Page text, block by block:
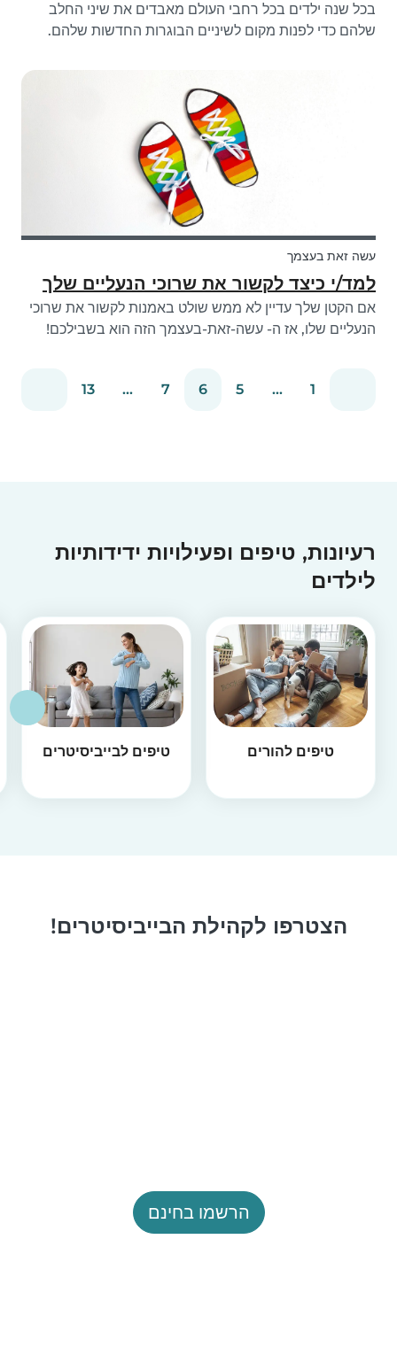
בכל שנה ילדים בכל רחבי העולם מאבדים את שיני החלב
שלהם כדי לפנות מקום לשיניים הבוגרות החדשות שלהם.
זה תוכלו להסביר לילדיכם כיצד פועלת פיית השיניים. דיברנו
איתה והיא נתנה לנו את כל התשוב...
עשה זאת בעצמך
למד/י כיצד לקשור את שרוכי הנעליים שלך
אם הקטן שלך עדיין לא ממש שולט באמנות לקשור את שרוכי
הנעליים שלו, אז ה- עשה-זאת-בעצמך הזה הוא בשבילכם!
יצרנו את המלאכה הקלה הזו בכדי לגר...
1
...
5
6
7
...
13
רעיונות, טיפים ופעילויות ידידותיות
לילדים
טיפים להורים טיפים לבייביסיטרים
הצטרפו לקהילת הבייביסיטרים!
הרשמו בחינם